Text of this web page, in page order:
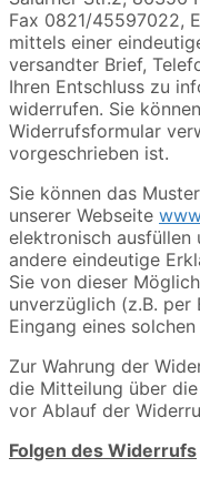
Fax 0821/45597022,
mittels einer
versandter Brief,
Ihren Entschluss zu
widerrufen. Sie
Widerrufsformular
vorgeschrieben ist.
Sie können das
unserer Webseite
elektronisch ausfüllen
andere eindeutige
Sie von dieser
unverzüglich (z.B. per
Eingang eines
Zur Wahrung der
die Mitteilung über
vor Ablauf der
Folgen des Widerrufs